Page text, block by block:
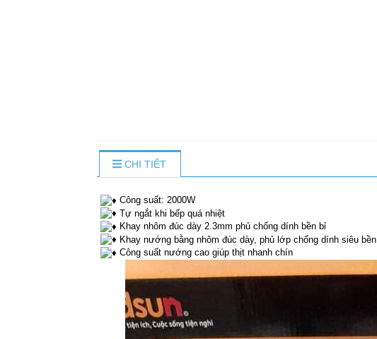
CHI TIẾT
Công suất: 2000W
Tự ngắt khi bếp quá nhiệt
Khay nhôm đúc dày 2.3mm phủ chống dính bền bỉ
Khay nướng bằng nhôm đúc dày, phủ lớp chống dính siêu bền
Công suất nướng cao giúp thịt nhanh chín